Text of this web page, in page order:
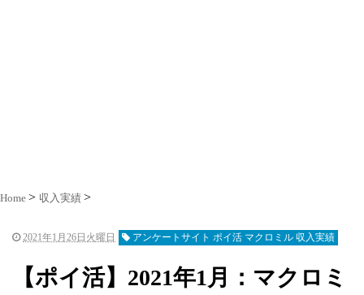
Home 収入実績
2021年1月26日火曜日 アンケートサイト ポイ活 マクロミル 収入実績
【ポイ活】2021年1月：マクロミ